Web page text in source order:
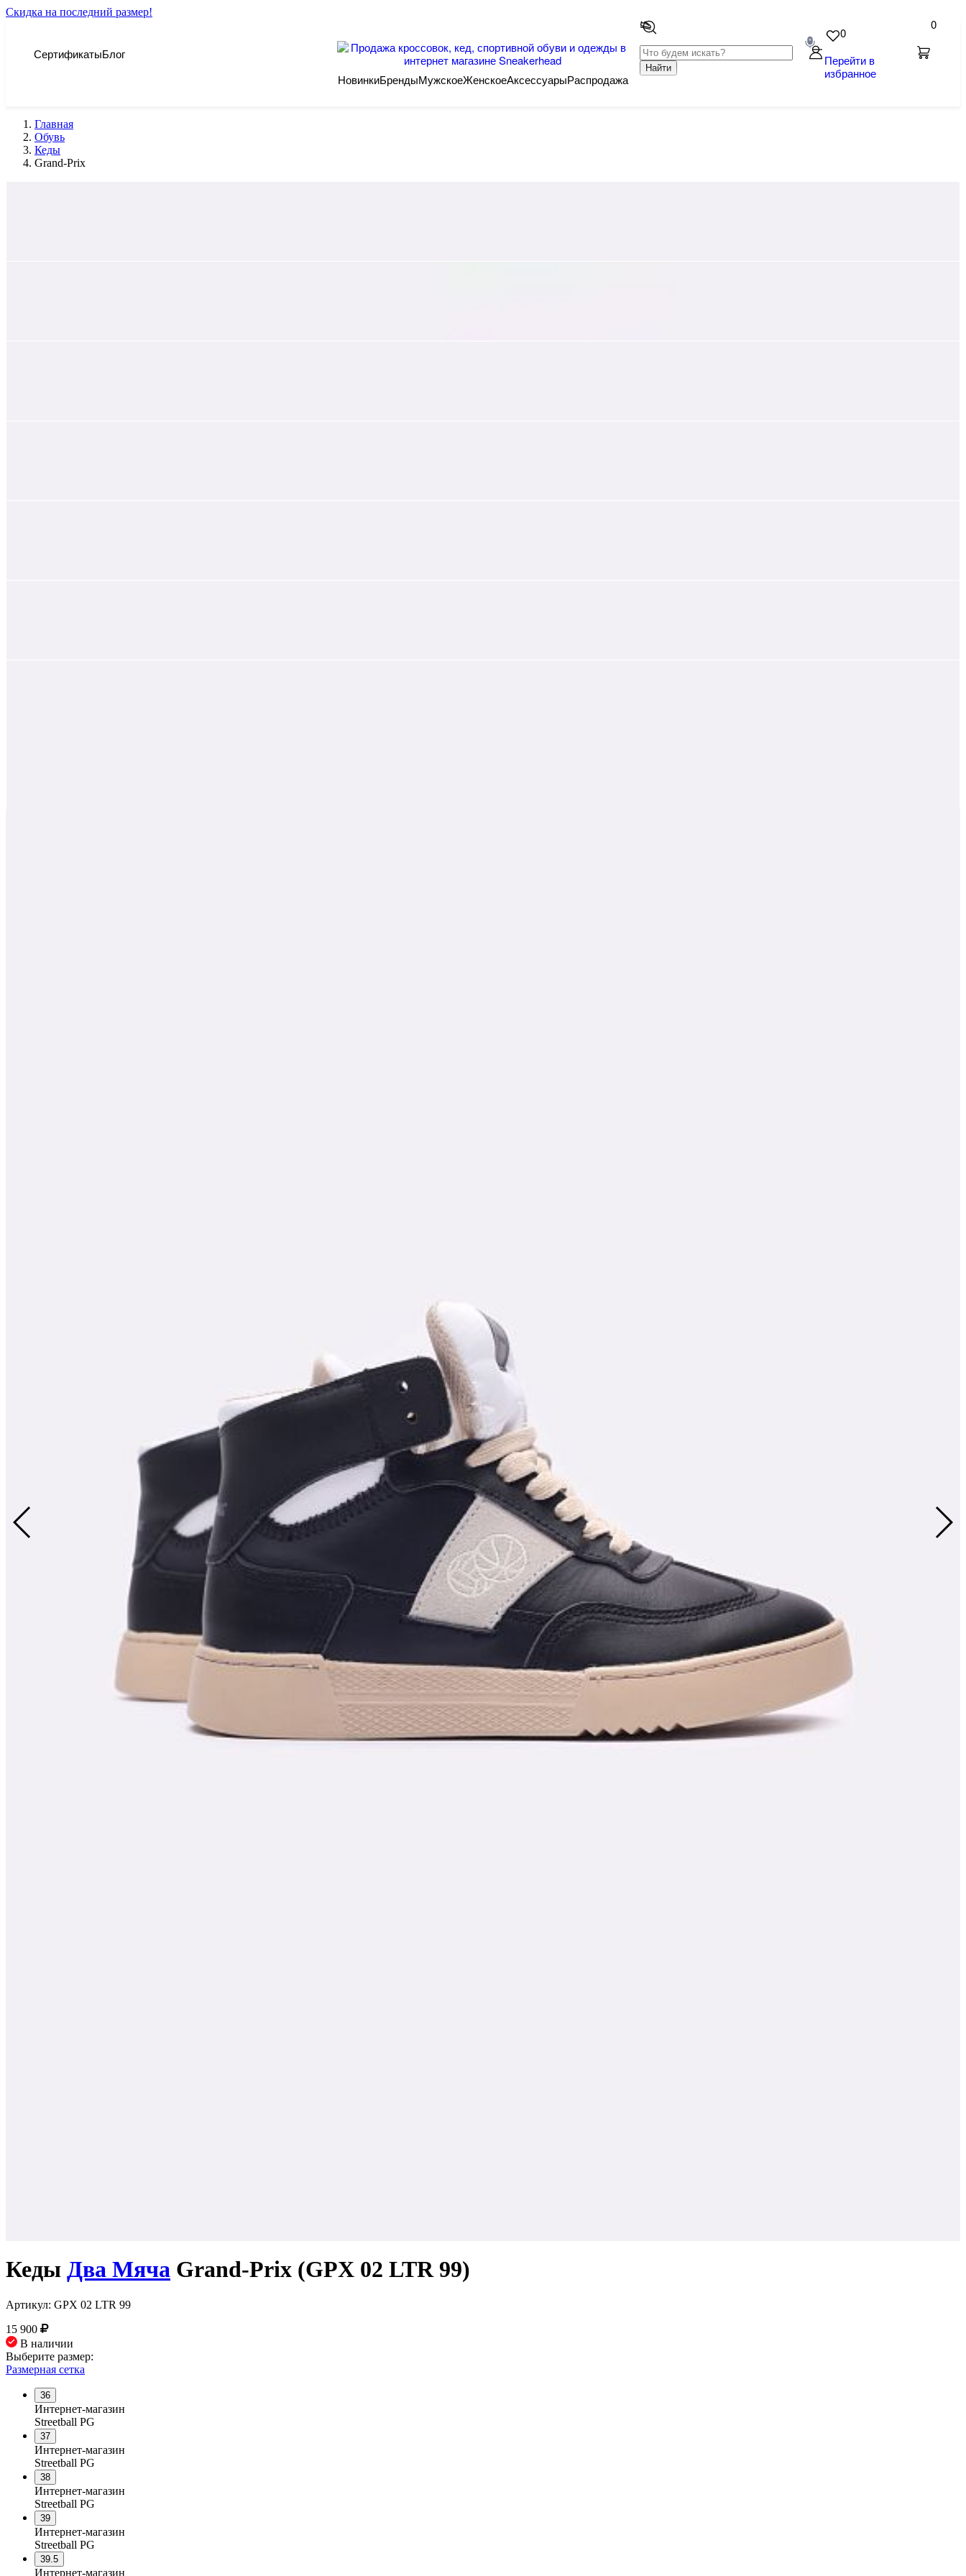
Скидка на последний размер!
СертификатыБлог
Найти
0
Перейти в
избранное
0
НовинкиБрендыМужскоеЖенскоеАксессуарыРаспродажа
Главная
Обувь
Кеды
Grand-Prix
Кеды Два Мяча Grand-Prix (GPX 02 LTR 99)
Артикул: GPX 02 LTR 99
15 900
В наличии
Выберите размер:
Размерная сетка
36
Интернет-магазин
Streetball PG
37
Интернет-магазин
Streetball PG
38
Интернет-магазин
Streetball PG
39
Интернет-магазин
Streetball PG
39.5
Интернет-магазин